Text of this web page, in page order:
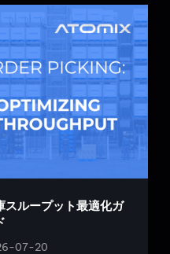
スループット最適化ガ
07-20